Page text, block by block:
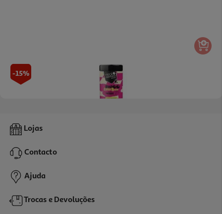
-15%
Máscara Real Natura Sem Sal Color Repair 1kg
Price reduced from
12,86 €to
10,93 €
Lojas
Contacto
Ajuda
Trocas e Devoluções